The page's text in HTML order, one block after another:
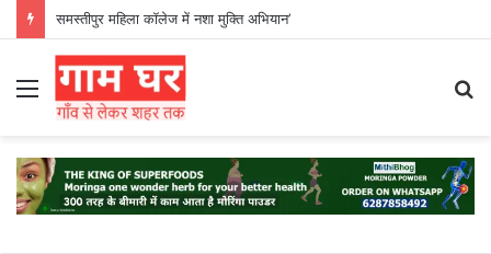
समस्तीपुर महिला कॉलेज में नशा मुक्ति अभियान’
Menu